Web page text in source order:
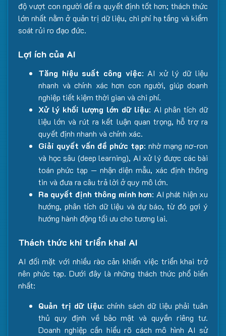
độ vượt con người để ra quyết định tốt hơn; thách thức
lớn nhất nằm ở quản trị dữ liệu, chi phí hạ tầng và kiểm
soát rủi ro đạo đức.
Lợi ích của AI
Tăng hiệu suất công việc: AI xử lý dữ liệu
nhanh và chính xác hơn con người, giúp doanh
nghiệp tiết kiệm thời gian và chi phí.
Xử lý khối lượng lớn dữ liệu: AI phân tích dữ
liệu lớn và rút ra kết luận quan trọng, hỗ trợ ra
quyết định nhanh và chính xác.
Giải quyết vấn đề phức tạp: nhờ mạng nơ-ron
và học sâu (deep learning), AI xử lý được các bài
toán phức tạp — nhận diện mẫu, xác định thông
tin và đưa ra câu trả lời ở quy mô lớn.
Ra quyết định thông minh hơn: AI phát hiện xu
hướng, phân tích dữ liệu và dự báo, từ đó gợi ý
hướng hành động tối ưu cho tương lai.
Thách thức khi triển khai AI
AI đối mặt với nhiều rào cản khiến việc triển khai trở
nên phức tạp. Dưới đây là những thách thức phổ biến
nhất:
Quản trị dữ liệu: chính sách dữ liệu phải tuân
thủ quy định về bảo mật và quyền riêng tư.
Doanh nghiệp cần hiểu rõ cách mô hình AI sử